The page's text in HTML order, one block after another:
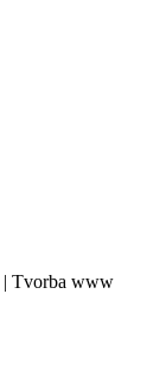
| Tvorba www